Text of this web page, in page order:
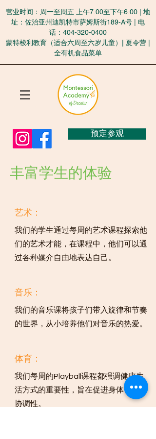
营业时间：周一至周五 上午7:00至下午6:00 | 地
址：佐治亚州迪凯特市萨姆斯街189-A号 | 电
话：404-320-0400
蒙特梭利教育（适合六周至六岁儿童）| 夏令营 |
全有机食品菜单
预定参观
丰富学生的体验
艺术：
我们的学生通过每周的艺术课程探索他
们的艺术才能，在课程中，他们可以通
过各种媒介自由地表达自己。
音乐：
我们的音乐课将孩子们带入旋律和节奏
的世界，从小培养他们对音乐的热爱。
体育：
我们每周的Playball课程都强调健康生
活方式的重要性，旨在促进身体健康和
协调性。